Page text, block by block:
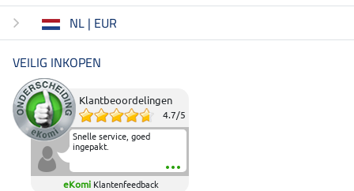
NL | EUR
VEILIG INKOPEN
Klantbeoordelingen
4.7/5
Snelle service, goed
ingepakt.
eKomi Klantenfeedback